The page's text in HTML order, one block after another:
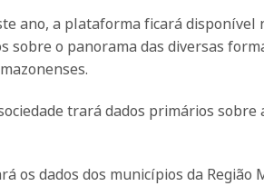
ano, a plataforma ficará disponível
o panorama das diversas
trará dados primários sobre
os dados dos municípios da Região